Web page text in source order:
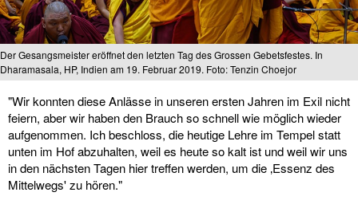
Der Gesangsmeister eröffnet den letzten Tag des Grossen Gebetsfestes. In
Dharamasala, HP, Indien am 19. Februar 2019. Foto: Tenzin Choejor
"Wir konnten diese Anlässe in unseren ersten Jahren im Exil nicht
feiern, aber wir haben den Brauch so schnell wie möglich wieder
aufgenommen. Ich beschloss, die heutige Lehre im Tempel statt
unten im Hof abzuhalten, weil es heute so kalt ist und weil wir uns
in den nächsten Tagen hier treffen werden, um die ‚Essenz des
Mittelwegs' zu hören."